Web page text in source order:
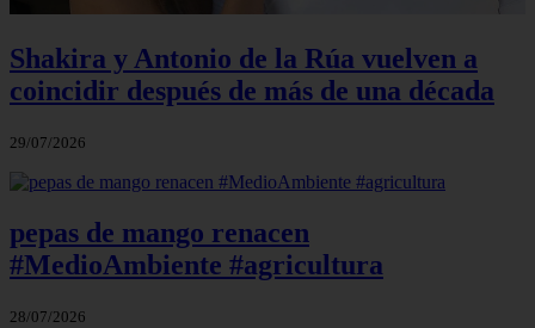
Shakira y Antonio de la Rúa vuelven a
coincidir después de más de una década
29/07/2026
pepas de mango renacen
#MedioAmbiente #agricultura
28/07/2026